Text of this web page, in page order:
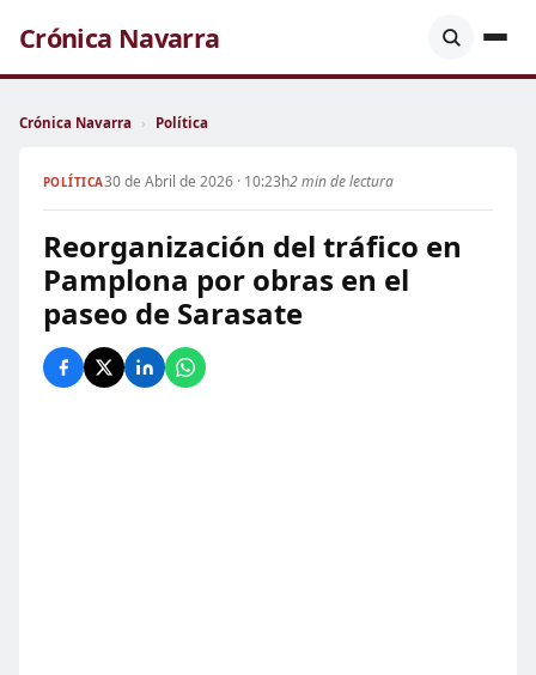
Crónica Navarra
Crónica Navarra › Política
POLÍTICA30 de Abril de 2026 · 10:23h2 min de lectura
Reorganización del tráfico en
Pamplona por obras en el
paseo de Sarasate